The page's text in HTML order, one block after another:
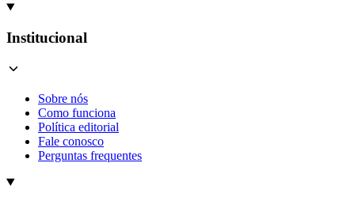
Institucional
Sobre nós
Como funciona
Política editorial
Fale conosco
Perguntas frequentes